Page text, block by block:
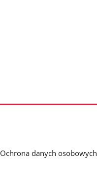
Ochrona danych osobowych